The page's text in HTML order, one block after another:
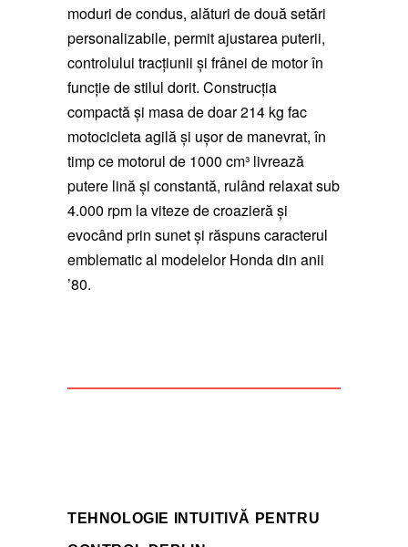
moduri de condus, alături de două setări
personalizabile, permit ajustarea puterii,
controlului tracțiunii și frânei de motor în
funcție de stilul dorit. Construcția
compactă și masa de doar 214 kg fac
motocicleta agilă și ușor de manevrat, în
timp ce motorul de 1000 cm³ livrează
putere lină și constantă, rulând relaxat sub
4.000 rpm la viteze de croazieră și
evocând prin sunet și răspuns caracterul
emblematic al modelelor Honda din anii
’80.
TEHNOLOGIE INTUITIVĂ PENTRU